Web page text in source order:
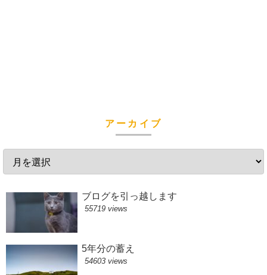
アーカイブ
ブログを引っ越します
55719 views
5年分の蓄え
54603 views